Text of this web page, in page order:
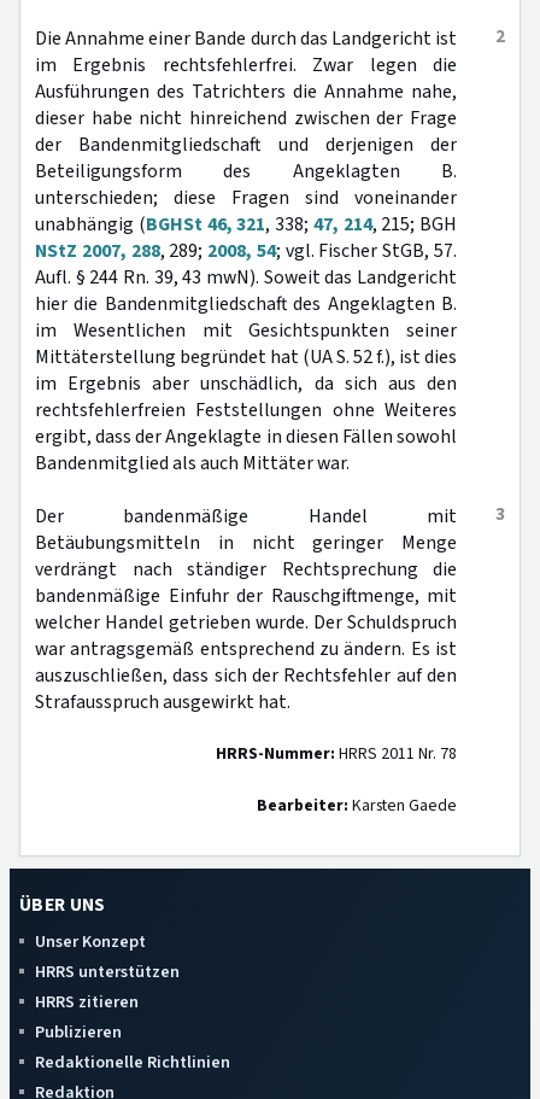
2
Die Annahme einer Bande durch das Landgericht ist
im Ergebnis rechtsfehlerfrei. Zwar legen die
Ausführungen des Tatrichters die Annahme nahe,
dieser habe nicht hinreichend zwischen der Frage
der Bandenmitgliedschaft und derjenigen der
Beteiligungsform des Angeklagten B.
unterschieden; diese Fragen sind voneinander
unabhängig (BGHSt 46, 321, 338; 47, 214, 215; BGH
NStZ 2007, 288, 289; 2008, 54; vgl. Fischer StGB, 57.
Aufl. § 244 Rn. 39, 43 mwN). Soweit das Landgericht
hier die Bandenmitgliedschaft des Angeklagten B.
im Wesentlichen mit Gesichtspunkten seiner
Mittäterstellung begründet hat (UA S. 52 f.), ist dies
im Ergebnis aber unschädlich, da sich aus den
rechtsfehlerfreien Feststellungen ohne Weiteres
ergibt, dass der Angeklagte in diesen Fällen sowohl
Bandenmitglied als auch Mittäter war.
3
Der bandenmäßige Handel mit
Betäubungsmitteln in nicht geringer Menge
verdrängt nach ständiger Rechtsprechung die
bandenmäßige Einfuhr der Rauschgiftmenge, mit
welcher Handel getrieben wurde. Der Schuldspruch
war antragsgemäß entsprechend zu ändern. Es ist
auszuschließen, dass sich der Rechtsfehler auf den
Strafausspruch ausgewirkt hat.
HRRS-Nummer: HRRS 2011 Nr. 78
Bearbeiter: Karsten Gaede
ÜBER UNS
Unser Konzept
HRRS unterstützen
HRRS zitieren
Publizieren
Redaktionelle Richtlinien
Redaktion